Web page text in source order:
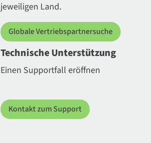
jeweiligen Land.
Globale Vertriebspartnersuche
Technische Unterstützung
Einen Supportfall eröffnen
Kontakt zum Support